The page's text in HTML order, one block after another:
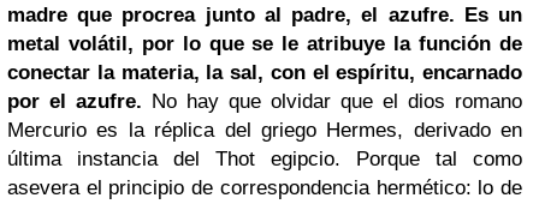
madre que procrea junto al padre, el azufre. Es un
metal volátil, por lo que se le atribuye la función de
conectar la materia, la sal, con el espíritu, encarnado
por el azufre. No hay que olvidar que el dios romano
Mercurio es la réplica del griego Hermes, derivado en
última instancia del Thot egipcio. Porque tal como
asevera el principio de correspondencia hermético: lo de